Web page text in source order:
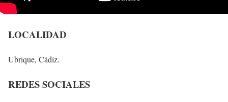
LOCALIDAD
Ubrique, Cádiz.
REDES SOCIALES